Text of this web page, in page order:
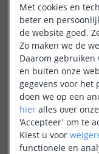
Led strip
19 mm -
(
OP VOORRAAD
Met cookies en
beter en
de website goed.
Zo maken we de
Daarom
en buiten onze
gegevens voor het
doen we op een
hier alles over
'Accepteer' om te
Kiest u voor
functionele en